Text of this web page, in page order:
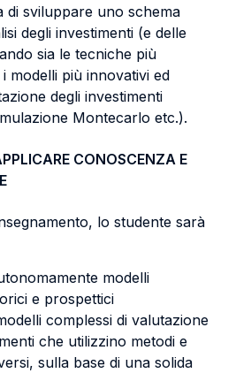
di sviluppare uno schema
degli investimenti (e delle
sia le tecniche più
modelli più innovativi ed
degli investimenti
Montecarlo etc.).
CONOSCENZA E
lo studente sarà
modelli
e prospettici
complessi di valutazione
che utilizzino metodi e
sulla base di una solida